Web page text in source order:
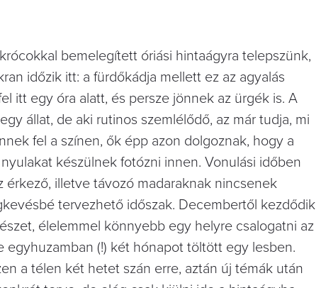
bemelegített óriási hintaágyra telepszünk,
időzik itt: a fürdőkádja mellett ez az agyalás
itt egy óra alatt, és persze jönnek az ürgék is. A
állat, de aki rutinos szemlélődő, az már tudja, mi
fel a színen, ők épp azon dolgoznak, hogy a
készülnek fotózni innen. Vonulási időben
illetve távozó madaraknak nincsenek
tervezhető időszak. Decembertől kezdődik
élelemmel könnyebb egy helyre csalogatni az
(!) két hónapot töltött egy lesben.
a télen két hetet szán erre, aztán új témák után